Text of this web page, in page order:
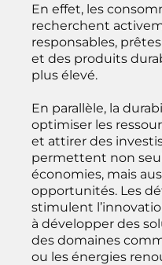
En effet, les
recherchent
responsables,
et des produits
plus élevé.
En parallèle, la
optimiser les
et attirer des
permettent non
économies, mais
opportunités. Les
stimulent
à développer des
des domaines
ou les énergies